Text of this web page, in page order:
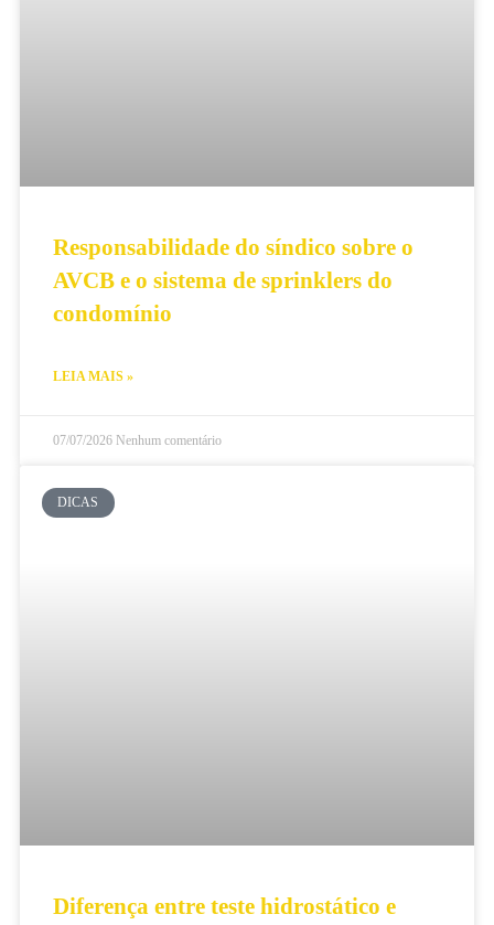
Responsabilidade do síndico sobre o
AVCB e o sistema de sprinklers do
condomínio
LEIA MAIS »
07/07/2026 Nenhum comentário
DICAS
Diferença entre teste hidrostático e